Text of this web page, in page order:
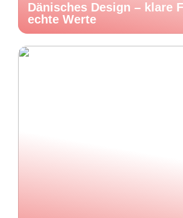
Dänisches Design – klare
echte Werte